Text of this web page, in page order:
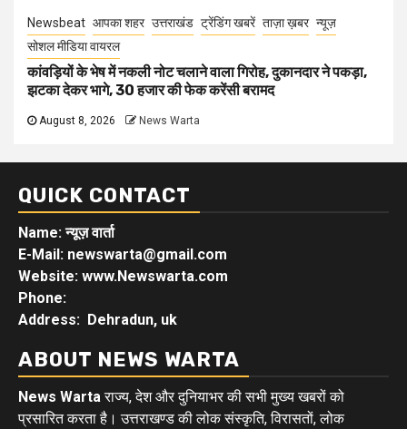
Newsbeat आपका शहर उत्तराखंड ट्रेंडिंग खबरें ताज़ा ख़बर न्यूज़
सोशल मीडिया वायरल
कांवड़ियों के भेष में नकली नोट चलाने वाला गिरोह, दुकानदार ने पकड़ा,
झटका देकर भागे, 30 हजार की फेक करेंसी बरामद
August 8, 2026 News Warta
QUICK CONTACT
Name: न्यूज़ वार्ता
E-Mail: newswarta@gmail.com
Website: www.Newswarta.com
Phone:
Address: Dehradun, uk
ABOUT NEWS WARTA
News Wartaराज्य, देश और दुनियाभर की सभी मुख्य खबरों को
प्रसारित करता है। उत्तराखण्ड की लोक संस्कृति, विरासतों, लोक